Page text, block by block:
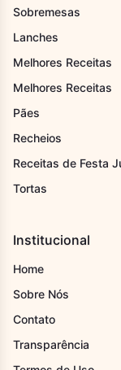
Sobremesas
Lanches
Melhores Receitas
Melhores Receitas
Pães
Recheios
Receitas de Festa
Tortas
Institucional
Home
Sobre Nós
Contato
Transparência